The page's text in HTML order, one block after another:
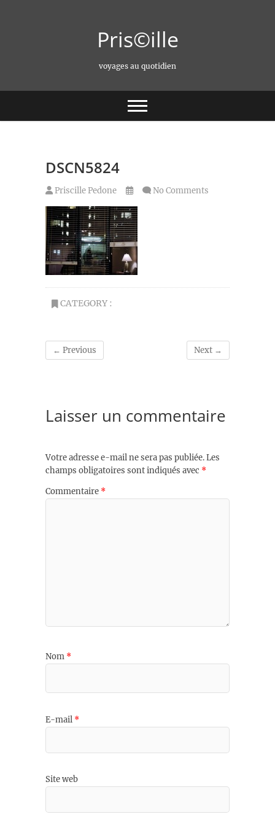
Pris©ille
voyages au quotidien
DSCN5824
Priscille Pedone No Comments
CATEGORY :
← Previous Next →
Laisser un commentaire
Votre adresse e-mail ne sera pas publiée.Les
champs obligatoires sont indiqués avec *
Commentaire *
Nom *
E-mail *
Site web